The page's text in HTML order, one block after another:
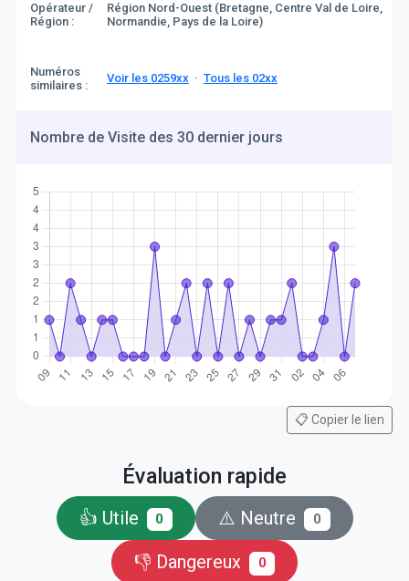
Opérateur /
Région :
Région Nord-Ouest (Bretagne, Centre Val de Loire,
Normandie, Pays de la Loire)
Numéros
similaires :
Voir les 0259xx· Tous les 02xx
Nombre de Visite des 30 dernier jours
📋 Copier le lien
Évaluation rapide
👍 Utile 0 ⚠️ Neutre 0
👎 Dangereux 0